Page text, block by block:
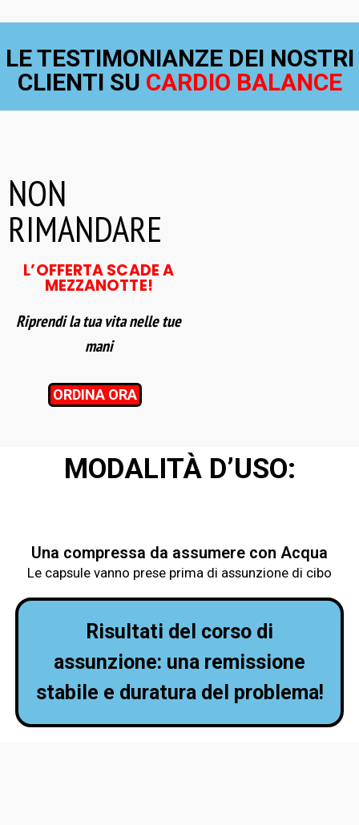
LE TESTIMONIANZE DEI NOSTRI
CLIENTI SU CARDIO BALANCE
NON
RIMANDARE
L’OFFERTA SCADE A
MEZZANOTTE!
Riprendi la tua vita nelle tue
mani
ORDINA ORA
MODALITÀ D’USO:
Una compressa da assumere con Acqua
Le capsule vanno prese prima di assunzione di cibo
Risultati del corso di
assunzione: una remissione
stabile e duratura del problema!